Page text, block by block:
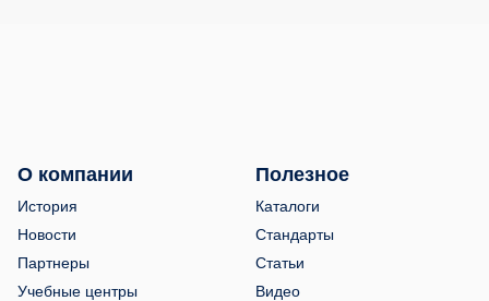
О компании
История
Новости
Партнеры
Учебные центры
Полезное
Каталоги
Стандарты
Статьи
Видео